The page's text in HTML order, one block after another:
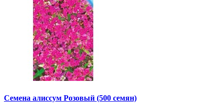
Семена алиссум Розовый (500 семян)